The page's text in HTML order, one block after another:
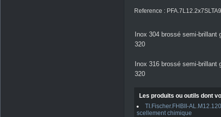
Reference :
Inox 304 brossé semi-brillant
320
Inox 316 brossé semi-brillant
320
Les produits ou outils dont
TI.Fischer.FHBII-
scellement chimique